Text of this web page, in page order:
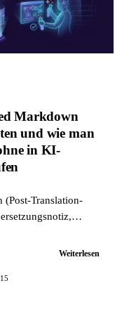
Markdown
und wie man
in KI-
(Post-Translation-
PR-Review),
Weiterlesen